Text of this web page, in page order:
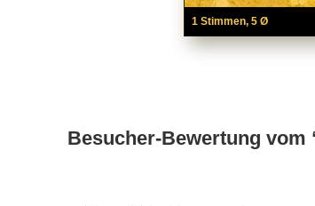
1 Stimmen, 5 Ø
Besucher-Bewertung vom